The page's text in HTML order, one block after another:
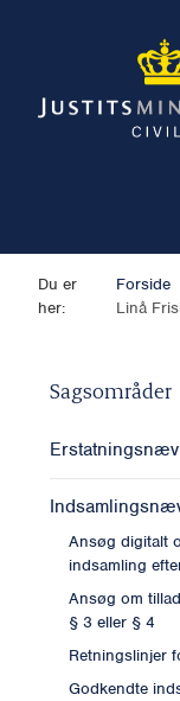
Du er
her:
Forside
Linå
Sagsområder
Ansøg digitalt
indsamling
Ansøg om
§ 3 eller § 4
Retningslinjer
Godkendte